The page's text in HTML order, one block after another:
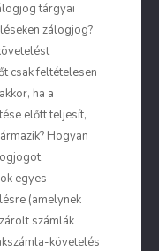
tárgyai
zálogjog?
csak feltételesen
ha a
előtt teljesít,
Hogyan
egyes
(amelynek
számlák
követelés